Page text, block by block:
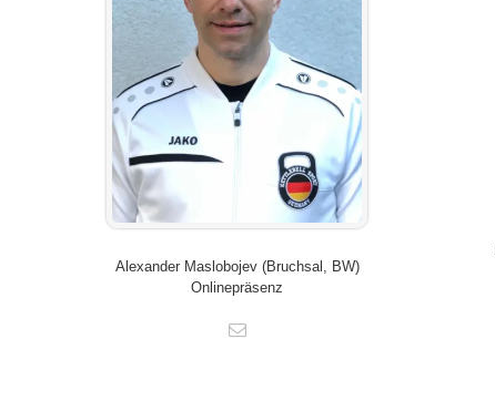
Alexander Maslobojev (Bruchsal, BW)
Onlinepräsenz